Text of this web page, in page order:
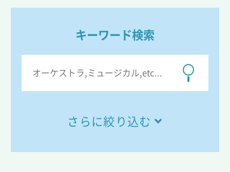
キーワード検索
さらに絞り込む